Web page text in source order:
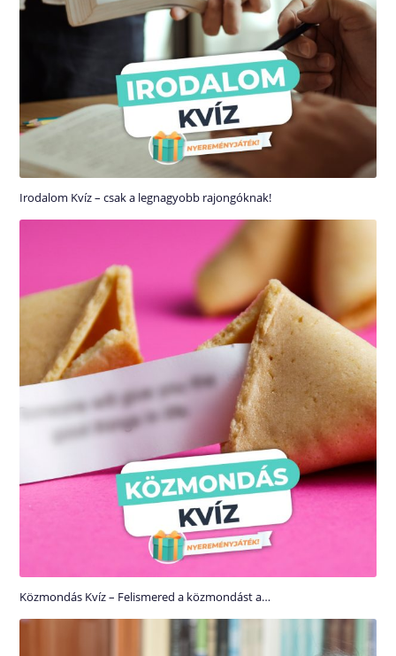
Irodalom Kvíz – csak a legnagyobb rajongóknak!
Közmondás Kvíz – Felismered a közmondást a…